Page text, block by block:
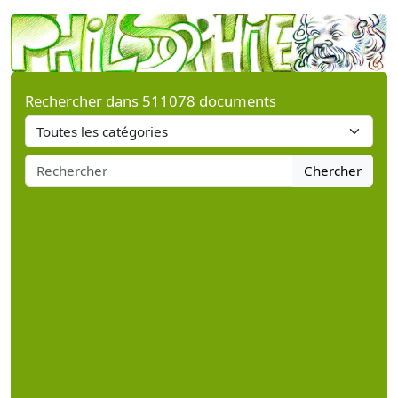
Rechercher dans 511078 documents
Chercher